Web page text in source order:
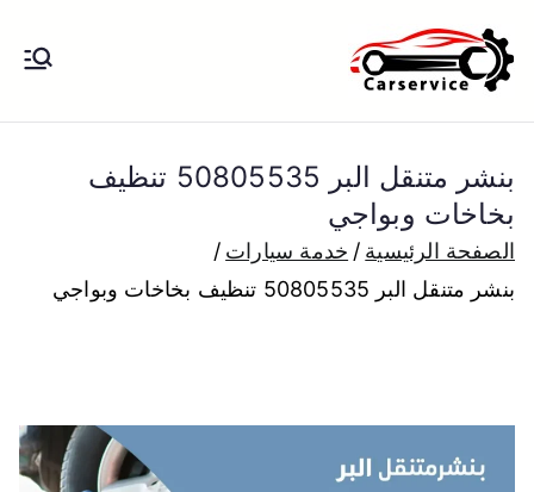
إلى
المحتوى
الكويت
بنشر متنقل الكويت كهرباء وبنشر تبديل
بارخص الاسعار
بنشر متنقل البر 50805535 تنظيف
بخاخات وبواجي
الصفحة الرئيسية
خدمة سيارات
بنشر متنقل البر 50805535 تنظيف بخاخات وبواجي